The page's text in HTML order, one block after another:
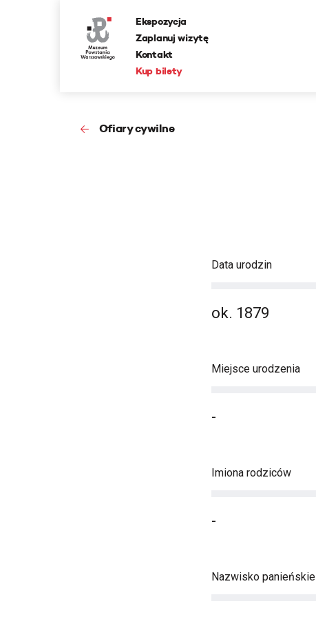
Ekspozycja
Zaplanuj wizytę
Kontakt
Kup bilety
Ofiary cywilne
Data urodzin
ok. 1879
Miejsce urodzenia
-
Imiona rodziców
-
Nazwisko panieńskie